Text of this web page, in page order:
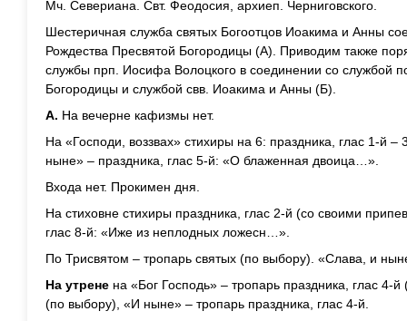
Мч. Севериана. Свт. Феодосия, архиеп. Черниговского.
Шестеричная служба святых Богоотцов Иоакима и Анны
Рождества Пресвятой Богородицы (А). Приводим также
службы прп. Иосифа Волоцкого в соединении со службой
Богородицы и службой свв. Иоакима и Анны (Б).
А. На вечерне кафизмы нет.
На «Господи, воззвах» стихиры на 6: праздника, глас 1-й
ныне» – праздника, глас 5-й: «О блаженная двоица…».
Входа нет. Прокимен дня.
На стиховне стихиры праздника, глас 2-й (со своими
глас 8-й: «Иже из неплодных ложесн…».
По Трисвятом – тропарь святых (по выбору). «Слава, и
На утрене на «Бог Господь» – тропарь праздника, глас 4-
(по выбору), «И ныне» – тропарь праздника, глас 4-й.